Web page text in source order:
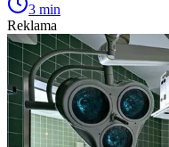
3 min
Reklama